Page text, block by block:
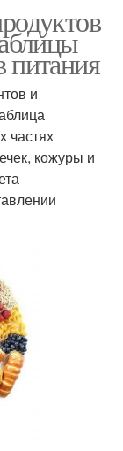
питания
и
частях
кожуры и